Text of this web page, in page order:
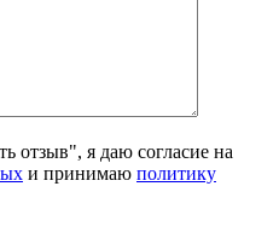
отзыв", я даю согласие на
и принимаю политику